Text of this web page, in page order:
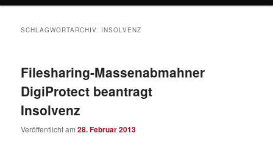
SCHLAGWORTARCHIV: INSOLVENZ
Filesharing-Massenabmahner
DigiProtect beantragt
Insolvenz
Veröffentlicht am28. Februar 2013